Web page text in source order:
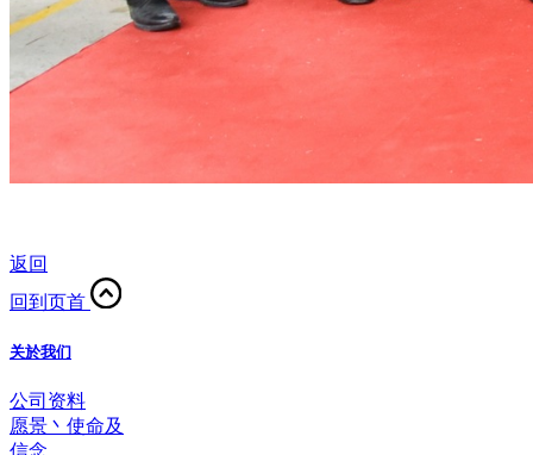
返回
回到页首
关於我们
公司资料
愿景丶使命及
信念